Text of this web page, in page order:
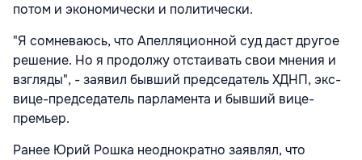
потом и экономически и политически.
"Я сомневаюсь, что Апелляционной суд даст другое
решение. Но я продолжу отстаивать свои мнения и
взгляды", - заявил бывший председатель ХДНП, экс-
вице-председатель парламента и бывший вице-
премьер.
Ранее Юрий Рошка неоднократно заявлял, что